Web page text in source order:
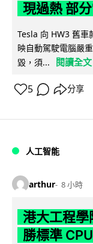
現過熱 部
Tesla 向 HW3 舊車
映自動駕駛電腦嚴
毀，須...
閱讀全文
5 分享
人工智能
arthur 8 小時
港大工程學
勝標準